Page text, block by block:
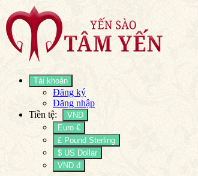
Tài khoản
Đăng ký
Đăng nhập
Tiền tệ:
VND
Euro €
£ Pound Sterling
$ US Dollar
VND đ